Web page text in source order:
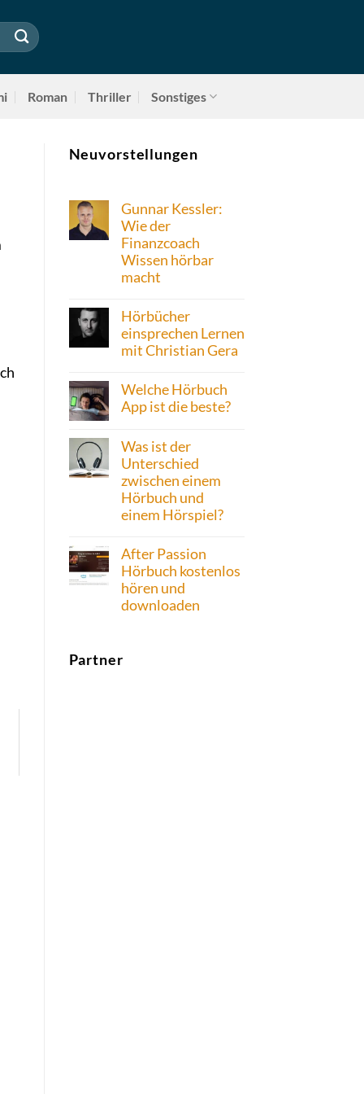
Roman Thriller Sonstiges
Neuvorstellungen
Gunnar Kessler:
Wie der
Finanzcoach
Wissen hörbar
macht
Hörbücher
einsprechen Lernen
mit Christian Gera
Welche Hörbuch
App ist die beste?
Was ist der
Unterschied
zwischen einem
Hörbuch und
einem Hörspiel?
After Passion
Hörbuch kostenlos
hören und
downloaden
Partner